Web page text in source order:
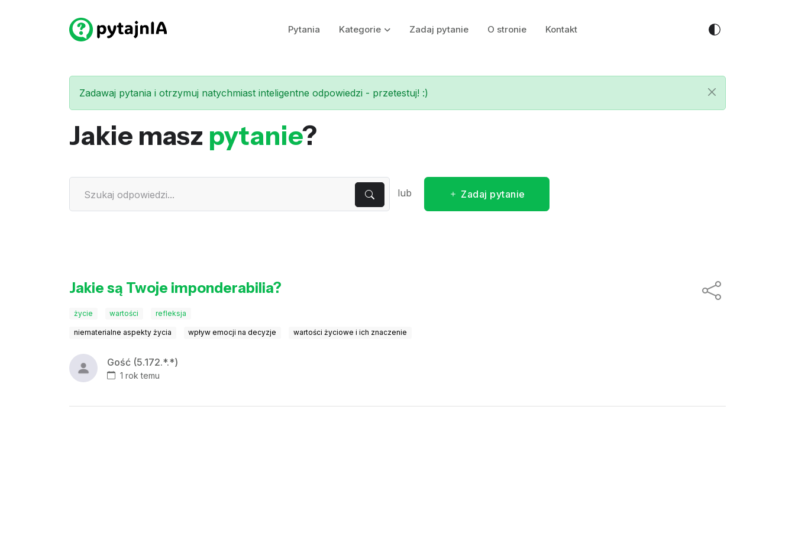
Pytania Kategorie Zadaj pytanie O stronie Kontakt
Zadawaj pytania i otrzymuj natychmiast inteligentne odpowiedzi - przetestuj! :)
Jakie masz pytanie?
lub Zadaj pytanie
Jakie są Twoje imponderabilia?
życie wartości refleksja
niematerialne aspekty życia wpływ emocji na decyzje wartości życiowe i ich znaczenie
Gość (5.172.*.*)
1 rok temu